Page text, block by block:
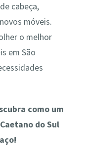
cabeça,
móveis.
o melhor
em São
como um
do Sul